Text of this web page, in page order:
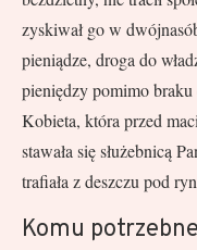
zyskiwał go w
pieniądze, droga do
pieniędzy pomimo braku
Kobieta, która przed
stawała się służebnicą
trafiała z deszczu pod
Komu